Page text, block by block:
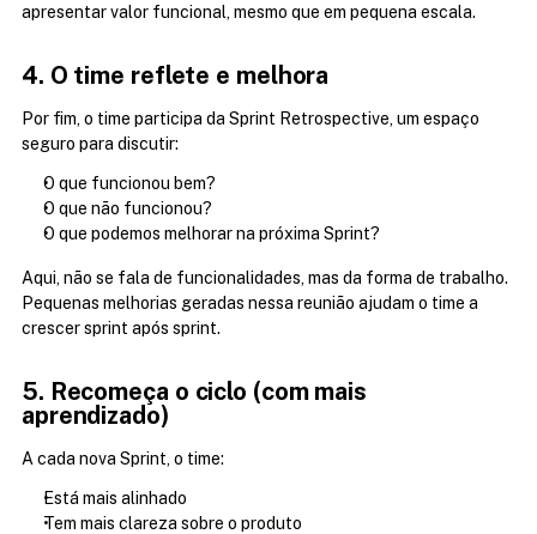
apresentar valor funcional, mesmo que em pequena escala.
4. O time reflete e melhora
Por fim, o time participa da Sprint Retrospective, um espaço
seguro para discutir:
O que funcionou bem?
O que não funcionou?
O que podemos melhorar na próxima Sprint?
Aqui, não se fala de funcionalidades, mas da forma de trabalho.
Pequenas melhorias geradas nessa reunião ajudam o time a
crescer sprint após sprint.
5. Recomeça o ciclo (com mais
aprendizado)
A cada nova Sprint, o time:
Está mais alinhado
Tem mais clareza sobre o produto